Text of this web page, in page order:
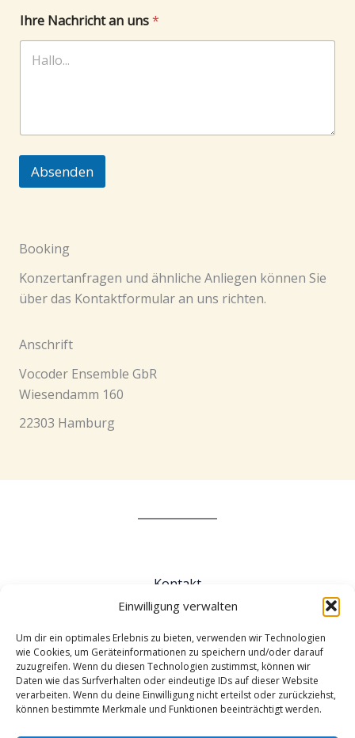
Einwilligung verwalten
Um dir ein optimales Erlebnis zu bieten, verwenden wir Technologien
wie Cookies, um Geräteinformationen zu speichern und/oder darauf
zuzugreifen. Wenn du diesen Technologien zustimmst, können wir
Daten wie das Surfverhalten oder eindeutige IDs auf dieser Website
verarbeiten. Wenn du deine Einwilligung nicht erteilst oder zurückziehst,
können bestimmte Merkmale und Funktionen beeinträchtigt werden.
h
r
e
Ihre Nachricht an uns*
Absenden
Booking
Konzertanfragen und ähnliche Anliegen können Sie
über das Kontaktformular an uns richten.
Anschrift
Vocoder Ensemble GbR
Wiesendamm 160
22303 Hamburg
Kontakt
Impressum
AGB
Datenschutz
Cookie-Richtlinie